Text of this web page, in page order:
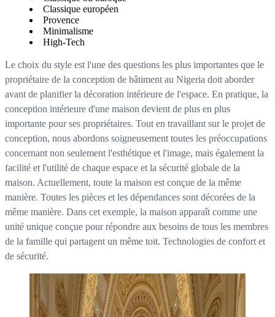
Classique européen
Provence
Minimalisme
High-Tech
Le choix du style est l'une des questions les plus importantes que le
propriétaire de la conception de bâtiment au Nigeria doit aborder
avant de planifier la décoration intérieure de l'espace. En pratique, la
conception intérieure d'une maison devient de plus en plus
importante pour ses propriétaires. Tout en travaillant sur le projet de
conception, nous abordons soigneusement toutes les préoccupations
concernant non seulement l'esthétique et l'image, mais également la
facilité et l'utilité de chaque espace et la sécurité globale de la
maison. Actuellement, toute la maison est conçue de la même
manière. Toutes les pièces et les dépendances sont décorées de la
même manière. Dans cet exemple, la maison apparaît comme une
unité unique conçue pour répondre aux besoins de tous les membres
de la famille qui partagent un même toit. Technologies de confort et
de sécurité.